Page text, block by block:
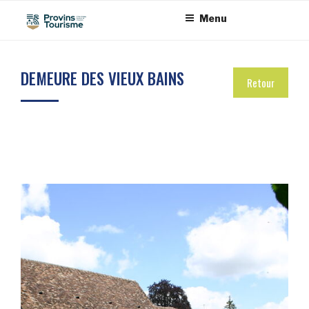
Menu
DEMEURE DES VIEUX BAINS Retour